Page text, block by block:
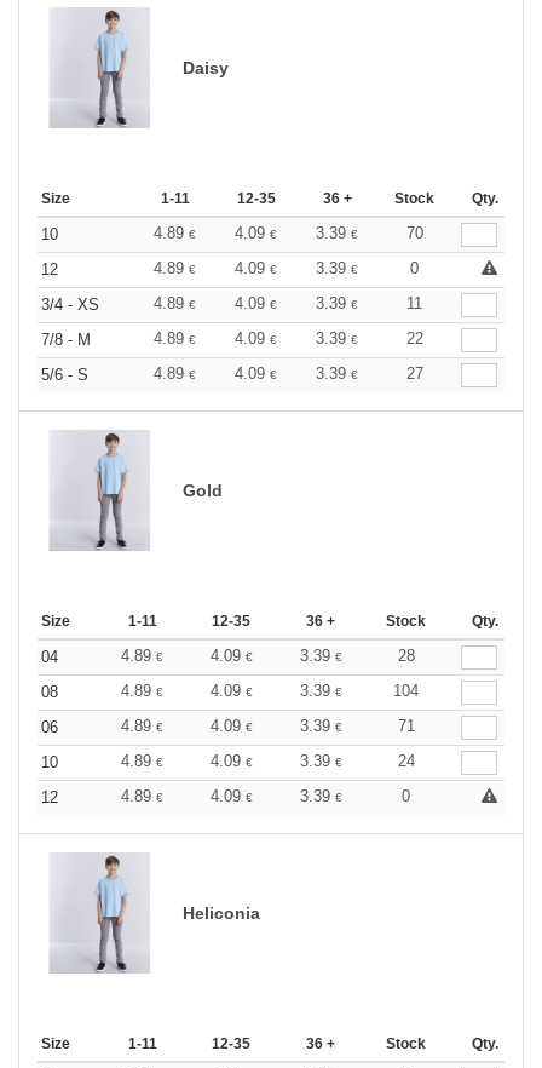
Daisy
Size 1-11 12-35 36 + Stock Qty.
10 4.89 € 4.09 € 3.39 €
70
12
4.89 € 4.09 € 3.39 €
0
3/4 - XS
4.89 € 4.09 € 3.39 €
11
7/8 - M
4.89 € 4.09 € 3.39 €
22
5/6 - S
4.89 € 4.09 € 3.39 € 27
Gold
Size 1-11 12-35 36 + Stock Qty.
04 4.89 € 4.09 € 3.39 €
28
08
4.89 € 4.09 € 3.39 €
104
06
4.89 € 4.09 € 3.39 €
71
10
4.89 € 4.09 € 3.39 €
24
12
4.89 € 4.09 € 3.39 € 0
Heliconia
Size 1-11 12-35 36 + Stock Qty.